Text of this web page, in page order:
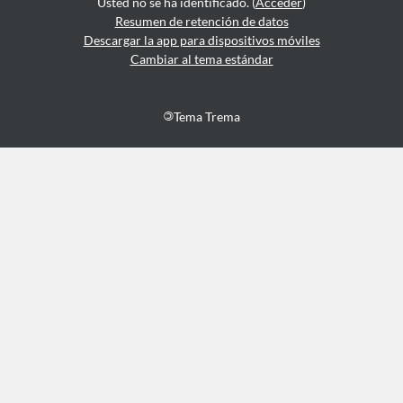
Resumen de retención de datos
Descargar la app para dispositivos móviles
Cambiar al tema estándar
©Tema Trema